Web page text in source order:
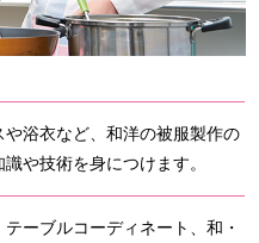
や浴衣など、和洋の被服製作の
や技術を身につけます。
ーブルコーディネート、和・